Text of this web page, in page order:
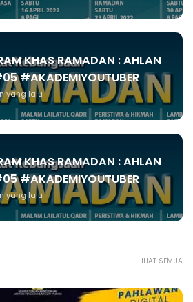
KHAS RAMADAN : AHLAN
#AKADEMIYOUTUBER
yang lalu
KHAS RAMADAN : AHLAN
#AKADEMIYOUTUBER
yang lalu
LIHAT SEMUA